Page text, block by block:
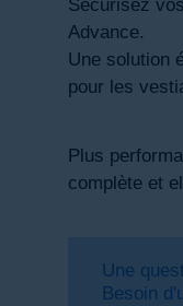
Sécurisez
Advance.
Une solution
pour les
Plus
complète et
Une
Besoin